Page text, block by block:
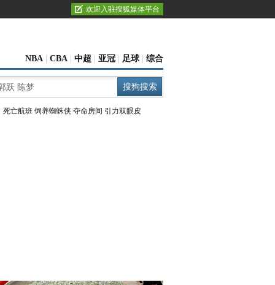
欢迎入驻搜狐媒体平台
NBA CBA 中超 亚冠 足球 综合
死亡航班 饲养蜘蛛侠 夺命房间 引力双眼皮